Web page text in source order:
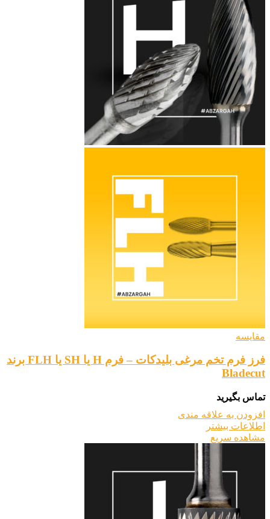
مقایسه
فرز فرم تخم مرغی بلیدکات – فرم H یا SH یا FLH برند
Bladecut
تماس بگیرید
افزودن به علاقه مندی
اطلاعات بیشتر
مشاهده سریع